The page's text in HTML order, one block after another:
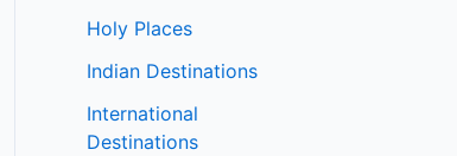
Holy Places
Indian Destinations
International
Destinations